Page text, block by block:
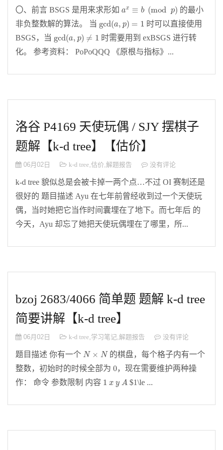
〇、前言 BSGS 是用来求形如 ax ≡ b (mod p)
x mod
的最小
非负整数解的算法。 当 gcd(a, p) = 1
gcd(a =
时可以直接使用
BSGS，当 gcd(a, p) ≠ 1
gcd(a ≠
时需要用到 exBSGS 进行转
化。 参考资料： PoPoQQQ 《原根与指标》...
洛谷 P4169 天使玩偶 / SJY 摆棋子
题解【k-d tree】【估价】
06月02日 k-d tree,估价,解题报告 没有评论
k-d tree 貌似总是会被卡掉一两个点…不过 OI 赛制还是
很好的 题目描述 Ayu 在七年前曾经收到过一个天使玩
偶，当时她把它当作时间囊埋在了地下。而七年后 的
今天，Ayu 却忘了她把天使玩偶埋在了哪里，所...
bzoj 2683/4066 简单题 题解 k-d tree
简要讲解【k-d tree】
06月02日 k-d tree,学习笔记,解题报告 没有评论
题目描述 你有一个 N × N
N×N
的棋盘，每个格子内有一个
整数，初始时的时候全部为 0
0，现在需要维护两种操
作： 命令 参数限制 内容 1 x y A
1 x y A $1\le ...